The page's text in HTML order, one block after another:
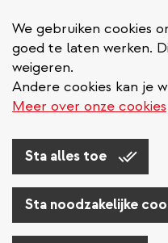
We gebruiken cookies
goed te laten werken.
weigeren.
Andere cookies kan je
Meer over onze cookies
Sta alles toe
Sta noodzakelijke